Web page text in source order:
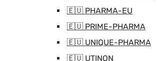
🇪🇺 PHARMA-EU
🇪🇺 PRIME-PHARMA
🇪🇺 UNIQUE-PHARMA
🇪🇺 UTINON